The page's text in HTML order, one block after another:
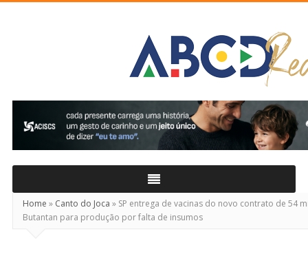
Home » Canto do Joca » SP entrega de vacinas do novo contrato de 54
Butantan para produção por falta de insumos